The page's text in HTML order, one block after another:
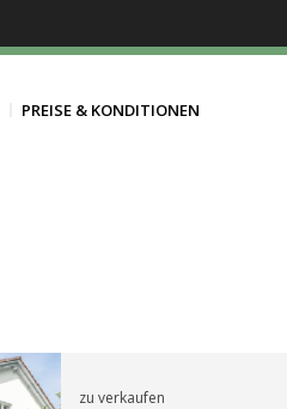
PREISE & KONDITIONEN
zu verkaufen